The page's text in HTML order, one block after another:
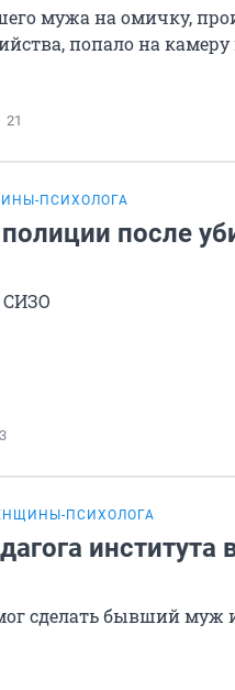
мужа на омичку,
попало на
21
ПСИХОЛОГА
после
СИЗО
3
ПСИХОЛОГА
института
сделать бывший муж